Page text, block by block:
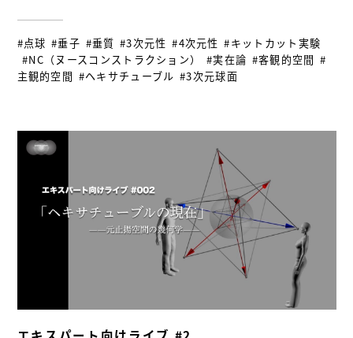
#点球 #垂子 #垂質 #3次元性 #4次元性 #キットカット実験
#NC（ヌースコンストラクション）
#実在論 #客観的空間 #
主観的空間 #ヘキサチューブル #3次元球面